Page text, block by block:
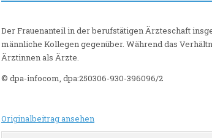
Der Frauenanteil in der berufstätigen Ärzteschaft
männliche Kollegen gegenüber. Während das
Ärztinnen als Ärzte.
© dpa-infocom, dpa:250306-930-396096/2
Originalbeitrag ansehen